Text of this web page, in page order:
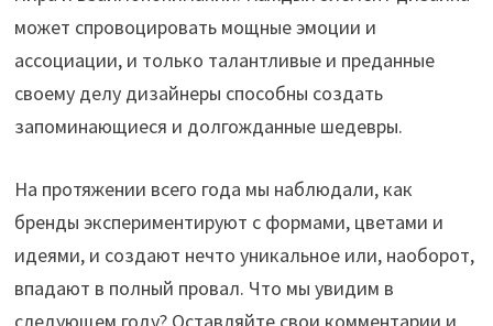
может спровоцировать мощные эмоции и
ассоциации, и только талантливые и преданные
своему делу дизайнеры способны создать
запоминающиеся и долгожданные шедевры.
На протяжении всего года мы наблюдали, как
бренды экспериментируют с формами, цветами и
идеями, и создают нечто уникальное или, наоборот,
впадают в полный провал. Что мы увидим в